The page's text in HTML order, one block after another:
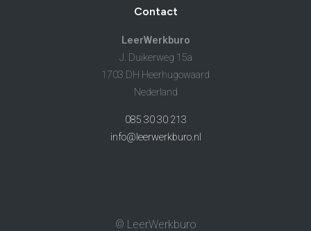
Contact
LeerWerkburo
J. Duikerweg 15a
1703 DH Heerhugowaard
Nederland
085 30 30 213
info@leerwerkburo.nl
© LeerWerkburo